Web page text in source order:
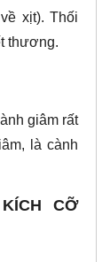
xịt). Thối
thương.
giâm rất
là cành
CỠ